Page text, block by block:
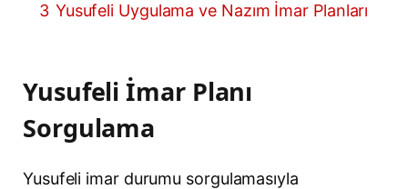
3 Yusufeli Uygulama ve Nazım İmar Planları
Yusufeli İmar Planı
Sorgulama
Yusufeli imar durumu sorgulamasıyla